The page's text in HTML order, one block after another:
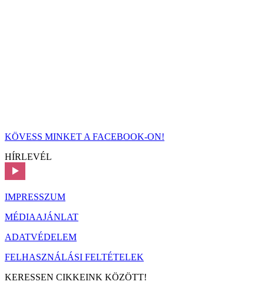
KÖVESS MINKET A FACEBOOK-ON!
HÍRLEVÉL
IMPRESSZUM
MÉDIAAJÁNLAT
ADATVÉDELEM
FELHASZNÁLÁSI FELTÉTELEK
KERESSEN CIKKEINK KÖZÖTT!